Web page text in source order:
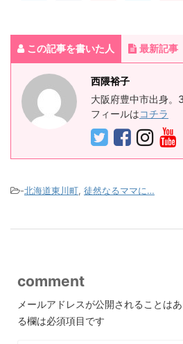
この記事を書いた人 最新記事
西隈裕子
大阪府豊中市出身。
フィールはコチラ
-北海道東川町, 徒然なるママに…
comment
メールアドレスが公開されることはあ
る欄は必須項目です